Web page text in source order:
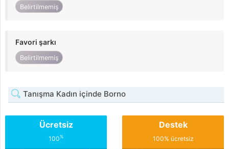
Belirtilmemiş
Favori şarkı
Belirtilmemiş
Tanışma Kadın içinde Borno
Ücretsiz
100%
Destek
100% ücretsiz